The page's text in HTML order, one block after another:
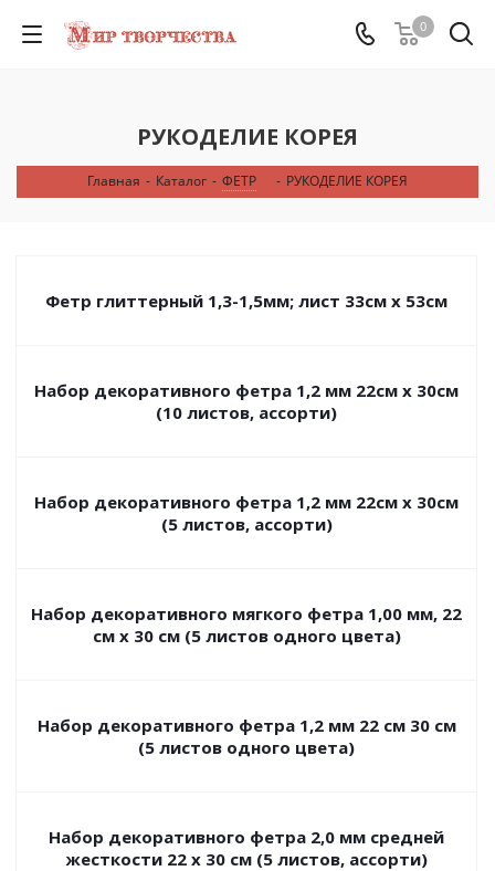
0
РУКОДЕЛИЕ КОРЕЯ
Главная - Каталог - ФЕТР - РУКОДЕЛИЕ КОРЕЯ
Фетр глиттерный 1,3-1,5мм; лист 33см х 53см
Набор декоративного фетра 1,2 мм 22см х 30см
(10 листов, ассорти)
Набор декоративного фетра 1,2 мм 22см х 30см
(5 листов, ассорти)
Набор декоративного мягкого фетра 1,00 мм, 22
см х 30 см (5 листов одного цвета)
Набор декоративного фетра 1,2 мм 22 см 30 см
(5 листов одного цвета)
Набор декоративного фетра 2,0 мм средней
жесткости 22 х 30 см (5 листов, ассорти)